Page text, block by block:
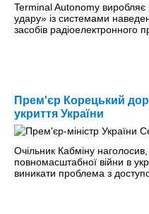
Terminal Autonomy виробляє
удару» із системами
засобів радіоелектронного
Прем'єр Корецький
укриття України
Очільник Кабміну
повномасштабної війни в
виникати проблема з